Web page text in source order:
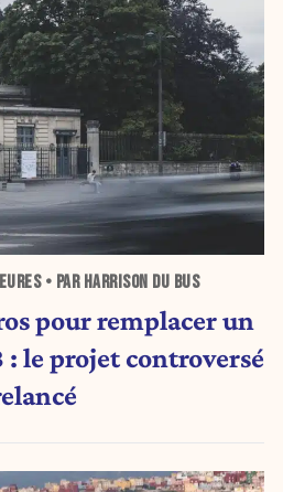
• PAR HARRISON DU BUS
pour remplacer un
le projet controversé